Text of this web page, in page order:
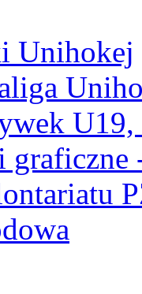
Unihokej
graficzne